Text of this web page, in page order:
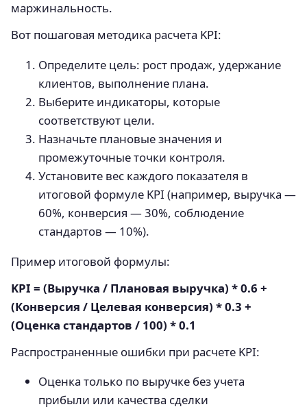
маржинальность.
Вот пошаговая методика расчета KPI:
Определите цель: рост продаж, удержание
клиентов, выполнение плана.
Выберите индикаторы, которые
соответствуют цели.
Назначьте плановые значения и
промежуточные точки контроля.
Установите вес каждого показателя в
итоговой формуле KPI (например, выручка —
60%, конверсия — 30%, соблюдение
стандартов — 10%).
Пример итоговой формулы:
KPI = (Выручка / Плановая выручка) * 0.6 +
(Конверсия / Целевая конверсия) * 0.3 +
(Оценка стандартов / 100) * 0.1
Распространенные ошибки при расчете KPI:
Оценка только по выручке без учета
прибыли или качества сделки